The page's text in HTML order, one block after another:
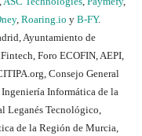
, Roaring.io y B-FY.
Ayuntamiento de
Foro ECOFIN, AEPI,
Consejo General
Informática de la
Leganés Tecnológico,
de la Región de Murcia,